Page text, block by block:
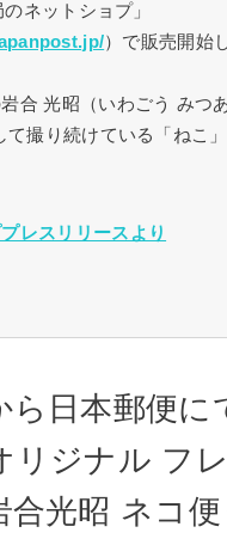
ネットショプ」
）で販売開始
合 光昭（いわごう みつ
て撮り続けている「ねこ
レスリリースより
ら日本郵便に
ジナル フ
合光昭 ネコ